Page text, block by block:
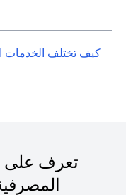
كيف تختلف الخدمات
تعرف على